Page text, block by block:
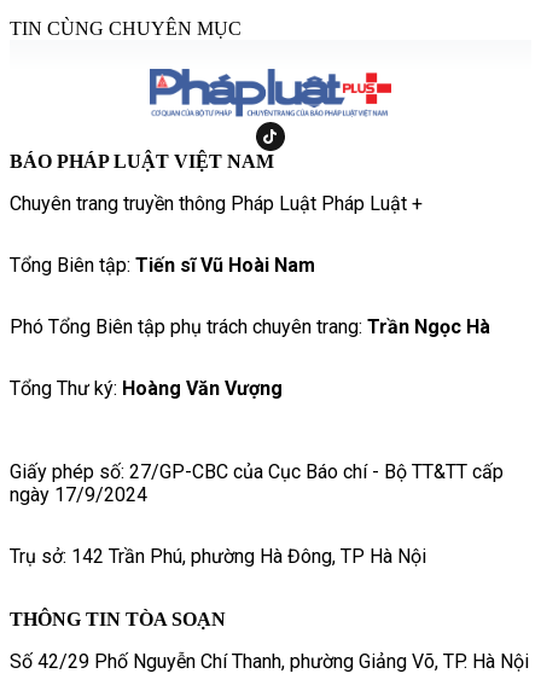
TIN CÙNG CHUYÊN MỤC
BÁO PHÁP LUẬT VIỆT NAM
Chuyên trang truyền thông Pháp Luật Pháp Luật +
Tổng Biên tập: Tiến sĩ Vũ Hoài Nam
Phó Tổng Biên tập phụ trách chuyên trang: Trần Ngọc Hà
Tổng Thư ký: Hoàng Văn Vượng
Giấy phép số: 27/GP-CBC của Cục Báo chí - Bộ TT&TT cấp
ngày 17/9/2024
Trụ sở: 142 Trần Phú, phường Hà Đông, TP Hà Nội
THÔNG TIN TÒA SOẠN
Số 42/29 Phố Nguyễn Chí Thanh, phường Giảng Võ, TP. Hà Nội